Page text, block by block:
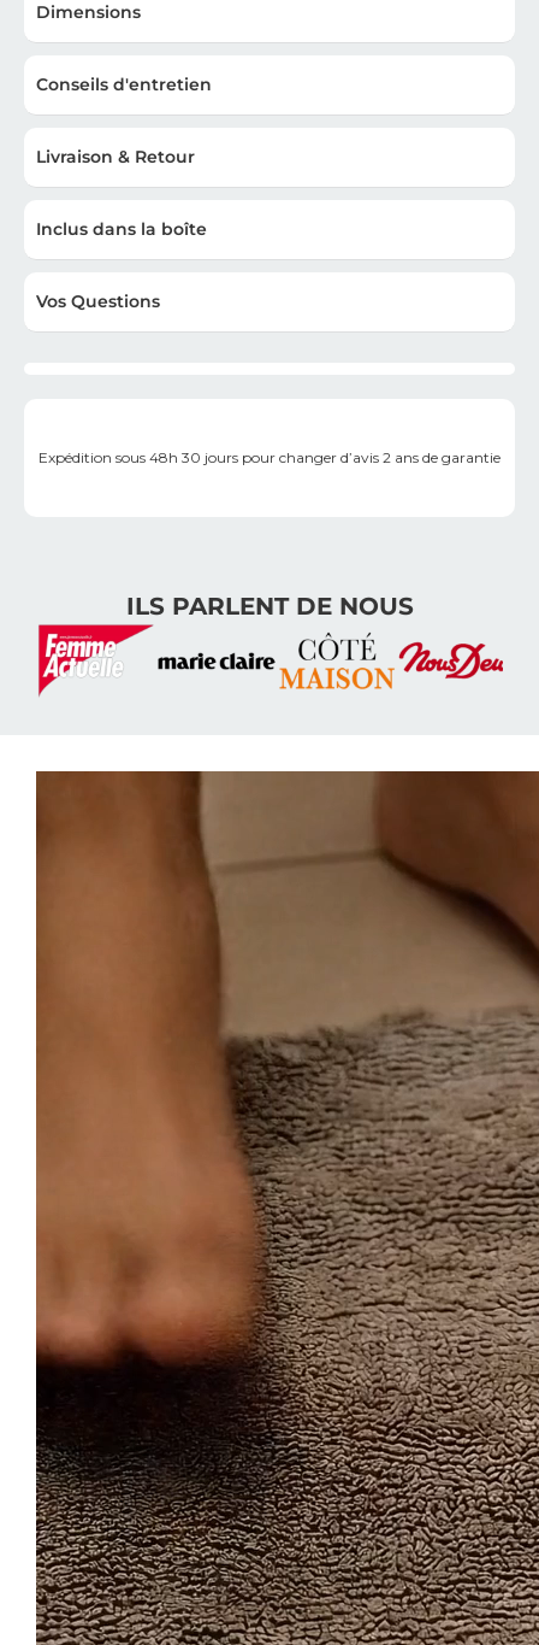
Dimensions
Conseils d'entretien
Livraison & Retour
Inclus dans la boîte
Vos Questions
Expédition sous 48h 30 jours pour changer d’avis 2 ans de garantie
ILS PARLENT DE NOUS